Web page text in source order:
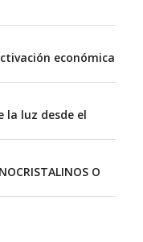
económica
la luz desde el
O